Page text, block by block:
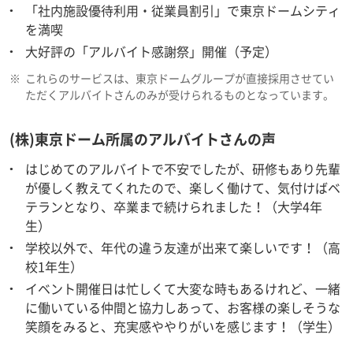
「社内施設優待利用・従業員割引」で東京ドームシティ
を満喫
大好評の「アルバイト感謝祭」開催（予定）
※ これらのサービスは、東京ドームグループが直接採用させてい
ただくアルバイトさんのみが受けられるものとなっています。
(株)東京ドーム所属のアルバイトさんの声
はじめてのアルバイトで不安でしたが、研修もあり先輩
が優しく教えてくれたので、楽しく働けて、気付けばベ
テランとなり、卒業まで続けられました！（大学4年
生）
学校以外で、年代の違う友達が出来て楽しいです！（高
校1年生）
イベント開催日は忙しくて大変な時もあるけれど、一緒
に働いている仲間と協力しあって、お客様の楽しそうな
笑顔をみると、充実感ややりがいを感じます！（学生）